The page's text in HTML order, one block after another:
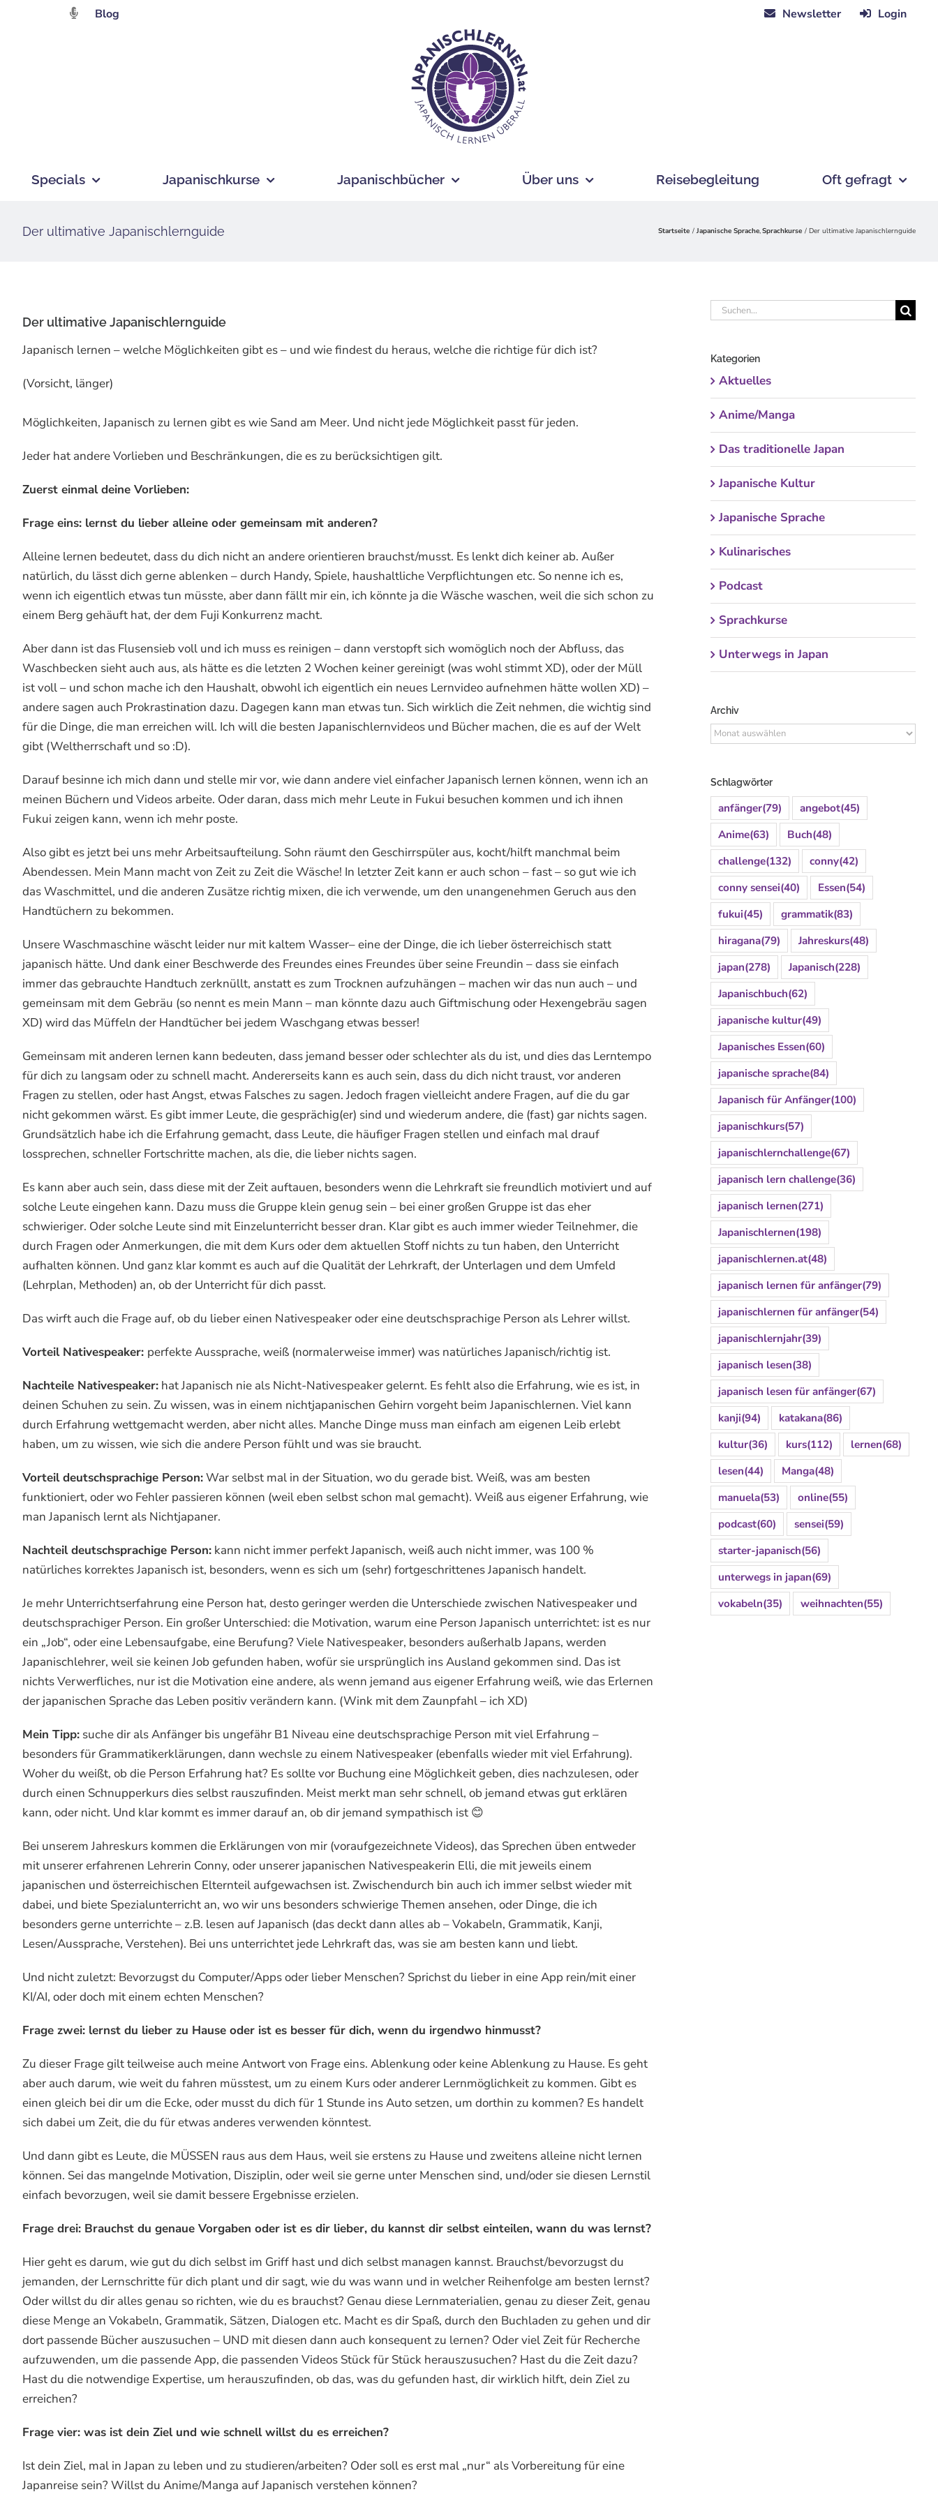
Blog Newsletter Login
Specials Japanischkurse Japanischbücher Über uns Reisebegleitung Oft gefragt
Der ultimative Japanischlernguide Startseite Japanische Sprache Sprachkurse Der ultimative Japanischlernguide
Der ultimative Japanischlernguide
Japanisch lernen – welche Möglichkeiten gibt es – und wie findest du heraus, welche die richtige für dich ist?
(Vorsicht, länger)
Möglichkeiten, Japanisch zu lernen gibt es wie Sand am Meer. Und nicht jede Möglichkeit passt für jeden.
Jeder hat andere Vorlieben und Beschränkungen, die es zu berücksichtigen gilt.
Zuerst einmal deine Vorlieben:
Frage eins: lernst du lieber alleine oder gemeinsam mit anderen?
Alleine lernen bedeutet, dass du dich nicht an andere orientieren brauchst/musst. Es lenkt dich keiner ab. Außer
natürlich, du lässt dich gerne ablenken – durch Handy, Spiele, haushaltliche Verpflichtungen etc. So nenne ich es,
wenn ich eigentlich etwas tun müsste, aber dann fällt mir ein, ich könnte ja die Wäsche waschen, weil die sich schon zu
einem Berg gehäuft hat, der dem Fuji Konkurrenz macht.
Aber dann ist das Flusensieb voll und ich muss es reinigen – dann verstopft sich womöglich noch der Abfluss, das
Waschbecken sieht auch aus, als hätte es die letzten 2 Wochen keiner gereinigt (was wohl stimmt XD), oder der Müll
ist voll – und schon mache ich den Haushalt, obwohl ich eigentlich ein neues Lernvideo aufnehmen hätte wollen XD) –
andere sagen auch Prokrastination dazu. Dagegen kann man etwas tun. Sich wirklich die Zeit nehmen, die wichtig sind
für die Dinge, die man erreichen will. Ich will die besten Japanischlernvideos und Bücher machen, die es auf der Welt
gibt (Weltherrschaft und so :D).
Darauf besinne ich mich dann und stelle mir vor, wie dann andere viel einfacher Japanisch lernen können, wenn ich an
meinen Büchern und Videos arbeite. Oder daran, dass mich mehr Leute in Fukui besuchen kommen und ich ihnen
Fukui zeigen kann, wenn ich mehr poste.
Also gibt es jetzt bei uns mehr Arbeitsaufteilung. Sohn räumt den Geschirrspüler aus, kocht/hilft manchmal beim
Abendessen. Mein Mann macht von Zeit zu Zeit die Wäsche! In letzter Zeit kann er auch schon – fast – so gut wie ich
das Waschmittel, und die anderen Zusätze richtig mixen, die ich verwende, um den unangenehmen Geruch aus den
Handtüchern zu bekommen.
Unsere Waschmaschine wäscht leider nur mit kaltem Wasser– eine der Dinge, die ich lieber österreichisch statt
japanisch hätte. Und dank einer Beschwerde des Freundes eines Freundes über seine Freundin – dass sie einfach
immer das gebrauchte Handtuch zerknüllt, anstatt es zum Trocknen aufzuhängen – machen wir das nun auch – und
gemeinsam mit dem Gebräu (so nennt es mein Mann – man könnte dazu auch Giftmischung oder Hexengebräu sagen
XD) wird das Müffeln der Handtücher bei jedem Waschgang etwas besser!
Gemeinsam mit anderen lernen kann bedeuten, dass jemand besser oder schlechter als du ist, und dies das Lerntempo
für dich zu langsam oder zu schnell macht. Andererseits kann es auch sein, dass du dich nicht traust, vor anderen
Fragen zu stellen, oder hast Angst, etwas Falsches zu sagen. Jedoch fragen vielleicht andere Fragen, auf die du gar
nicht gekommen wärst. Es gibt immer Leute, die gesprächig(er) sind und wiederum andere, die (fast) gar nichts sagen.
Grundsätzlich habe ich die Erfahrung gemacht, dass Leute, die häufiger Fragen stellen und einfach mal drauf
lossprechen, schneller Fortschritte machen, als die, die lieber nichts sagen.
Es kann aber auch sein, dass diese mit der Zeit auftauen, besonders wenn die Lehrkraft sie freundlich motiviert und auf
solche Leute eingehen kann. Dazu muss die Gruppe klein genug sein – bei einer großen Gruppe ist das eher
schwieriger. Oder solche Leute sind mit Einzelunterricht besser dran. Klar gibt es auch immer wieder Teilnehmer, die
durch Fragen oder Anmerkungen, die mit dem Kurs oder dem aktuellen Stoff nichts zu tun haben, den Unterricht
aufhalten können. Und ganz klar kommt es auch auf die Qualität der Lehrkraft, der Unterlagen und dem Umfeld
(Lehrplan, Methoden) an, ob der Unterricht für dich passt.
Das wirft auch die Frage auf, ob du lieber einen Nativespeaker oder eine deutschsprachige Person als Lehrer willst.
Vorteil Nativespeaker: perfekte Aussprache, weiß (normalerweise immer) was natürliches Japanisch/richtig ist.
Nachteile Nativespeaker: hat Japanisch nie als Nicht-Nativespeaker gelernt. Es fehlt also die Erfahrung, wie es ist, in
deinen Schuhen zu sein. Zu wissen, was in einem nichtjapanischen Gehirn vorgeht beim Japanischlernen. Viel kann
durch Erfahrung wettgemacht werden, aber nicht alles. Manche Dinge muss man einfach am eigenen Leib erlebt
haben, um zu wissen, wie sich die andere Person fühlt und was sie braucht.
Vorteil deutschsprachige Person:War selbst mal in der Situation, wo du gerade bist. Weiß, was am besten
funktioniert, oder wo Fehler passieren können (weil eben selbst schon mal gemacht). Weiß aus eigener Erfahrung, wie
man Japanisch lernt als Nichtjapaner.
Nachteil deutschsprachige Person: kann nicht immer perfekt Japanisch, weiß auch nicht immer, was 100 %
natürliches korrektes Japanisch ist, besonders, wenn es sich um (sehr) fortgeschrittenes Japanisch handelt.
Je mehr Unterrichtserfahrung eine Person hat, desto geringer werden die Unterschiede zwischen Nativespeaker und
deutschsprachiger Person. Ein großer Unterschied: die Motivation, warum eine Person Japanisch unterrichtet: ist es nur
ein „Job“, oder eine Lebensaufgabe, eine Berufung? Viele Nativespeaker, besonders außerhalb Japans, werden
Japanischlehrer, weil sie keinen Job gefunden haben, wofür sie ursprünglich ins Ausland gekommen sind. Das ist
nichts Verwerfliches, nur ist die Motivation eine andere, als wenn jemand aus eigener Erfahrung weiß, wie das Erlernen
der japanischen Sprache das Leben positiv verändern kann. (Wink mit dem Zaunpfahl – ich XD)
Mein Tipp: suche dir als Anfänger bis ungefähr B1 Niveau eine deutschsprachige Person mit viel Erfahrung –
besonders für Grammatikerklärungen, dann wechsle zu einem Nativespeaker (ebenfalls wieder mit viel Erfahrung).
Woher du weißt, ob die Person Erfahrung hat? Es sollte vor Buchung eine Möglichkeit geben, dies nachzulesen, oder
durch einen Schnupperkurs dies selbst rauszufinden. Meist merkt man sehr schnell, ob jemand etwas gut erklären
kann, oder nicht. Und klar kommt es immer darauf an, ob dir jemand sympathisch ist 😊
Bei unserem Jahreskurs kommen die Erklärungen von mir (voraufgezeichnete Videos), das Sprechen üben entweder
mit unserer erfahrenen Lehrerin Conny, oder unserer japanischen Nativespeakerin Elli, die mit jeweils einem
japanischen und österreichischen Elternteil aufgewachsen ist. Zwischendurch bin auch ich immer selbst wieder mit
dabei, und biete Spezialunterricht an, wo wir uns besonders schwierige Themen ansehen, oder Dinge, die ich
besonders gerne unterrichte – z.B. lesen auf Japanisch (das deckt dann alles ab – Vokabeln, Grammatik, Kanji,
Lesen/Aussprache, Verstehen). Bei uns unterrichtet jede Lehrkraft das, was sie am besten kann und liebt.
Und nicht zuletzt: Bevorzugst du Computer/Apps oder lieber Menschen? Sprichst du lieber in eine App rein/mit einer
KI/AI, oder doch mit einem echten Menschen?
Frage zwei: lernst du lieber zu Hause oder ist es besser für dich, wenn du irgendwo hinmusst?
Zu dieser Frage gilt teilweise auch meine Antwort von Frage eins. Ablenkung oder keine Ablenkung zu Hause. Es geht
aber auch darum, wie weit du fahren müsstest, um zu einem Kurs oder anderer Lernmöglichkeit zu kommen. Gibt es
einen gleich bei dir um die Ecke, oder musst du dich für 1 Stunde ins Auto setzen, um dorthin zu kommen? Es handelt
sich dabei um Zeit, die du für etwas anderes verwenden könntest.
Und dann gibt es Leute, die MÜSSEN raus aus dem Haus, weil sie erstens zu Hause und zweitens alleine nicht lernen
können. Sei das mangelnde Motivation, Disziplin, oder weil sie gerne unter Menschen sind, und/oder sie diesen Lernstil
einfach bevorzugen, weil sie damit bessere Ergebnisse erzielen.
Frage drei: Brauchst du genaue Vorgaben oder ist es dir lieber, du kannst dir selbst einteilen, wann du was lernst?
Hier geht es darum, wie gut du dich selbst im Griff hast und dich selbst managen kannst. Brauchst/bevorzugst du
jemanden, der Lernschritte für dich plant und dir sagt, wie du was wann und in welcher Reihenfolge am besten lernst?
Oder willst du dir alles genau so richten, wie du es brauchst? Genau diese Lernmaterialien, genau zu dieser Zeit, genau
diese Menge an Vokabeln, Grammatik, Sätzen, Dialogen etc. Macht es dir Spaß, durch den Buchladen zu gehen und dir
dort passende Bücher auszusuchen – UND mit diesen dann auch konsequent zu lernen? Oder viel Zeit für Recherche
aufzuwenden, um die passende App, die passenden Videos Stück für Stück herauszusuchen? Hast du die Zeit dazu?
Hast du die notwendige Expertise, um herauszufinden, ob das, was du gefunden hast, dir wirklich hilft, dein Ziel zu
erreichen?
Frage vier: was ist dein Ziel und wie schnell willst du es erreichen?
Ist dein Ziel, mal in Japan zu leben und zu studieren/arbeiten? Oder soll es erst mal „nur“ als Vorbereitung für eine
Japanreise sein? Willst du Anime/Manga auf Japanisch verstehen können?
Suche
Kategorien
Aktuelles
Anime/Manga
Das traditionelle Japan
Japanische Kultur
Japanische Sprache
Kulinarisches
Podcast
Sprachkurse
Unterwegs in Japan
Archiv
Archiv
Schlagwörter
anfänger(79) angebot(45)
Anime(63) Buch(48)
challenge(132) conny(42)
conny sensei(40) Essen(54)
fukui(45) grammatik(83)
hiragana(79) Jahreskurs(48)
japan(278) Japanisch(228)
Japanischbuch(62)
japanische kultur(49)
Japanisches Essen(60)
japanische sprache(84)
Japanisch für Anfänger(100)
japanischkurs(57)
japanischlernchallenge(67)
japanisch lern challenge(36)
japanisch lernen(271)
Japanischlernen(198)
japanischlernen.at(48)
japanisch lernen für anfänger(79)
japanischlernen für anfänger(54)
japanischlernjahr(39)
japanisch lesen(38)
japanisch lesen für anfänger(67)
kanji(94) katakana(86)
kultur(36) kurs(112) lernen(68)
lesen(44) Manga(48)
manuela(53) online(55)
podcast(60) sensei(59)
starter-japanisch(56)
unterwegs in japan(69)
vokabeln(35) weihnachten(55)